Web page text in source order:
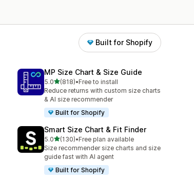
Built for Shopify
MP Size Chart & Size Guide
5.05つ星中
(818)
合計レビュー数：818件
•Free to install
Reduce returns with custom size charts
& AI size recommender
Built for Shopify
Smart Size Chart & Fit Finder
5.05つ星中
(130)
合計レビュー数：130件
•Free plan available
Size recommender size charts and size
guide fast with AI agent
Built for Shopify